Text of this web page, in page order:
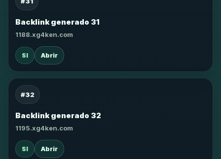
Backlink generado 31
1188.xg4ken.com
SI Abrir
#32
Backlink generado 32
1195.xg4ken.com
SI Abrir